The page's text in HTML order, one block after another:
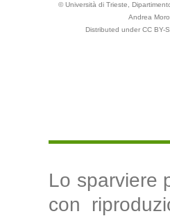
© Università di Trieste,
Andrea Moro
Distributed under CC BY-
Lo sparviere
con